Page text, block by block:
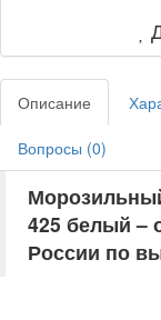
Описание
Вопросы (0)
425 белый –
России по